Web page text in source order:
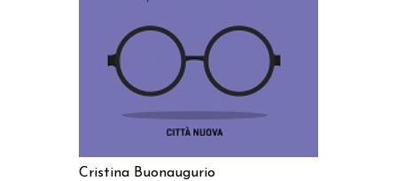
Cristina Buonaugurio